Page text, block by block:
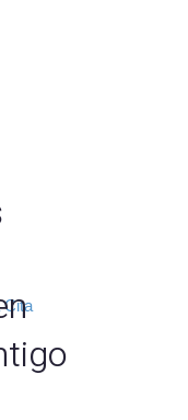
+ Sesión de
Cita